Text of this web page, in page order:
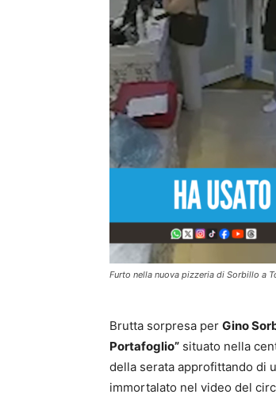
Furto nella nuova pizzeria di Sorbillo a
Brutta sorpresa per Gino
Portafoglio” situato nella
della serata approfittando di
immortalato nel video del